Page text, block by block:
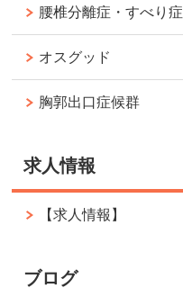
腰椎分離症・すべり症
オスグッド
胸郭出口症候群
求人情報
【求人情報】
ブログ